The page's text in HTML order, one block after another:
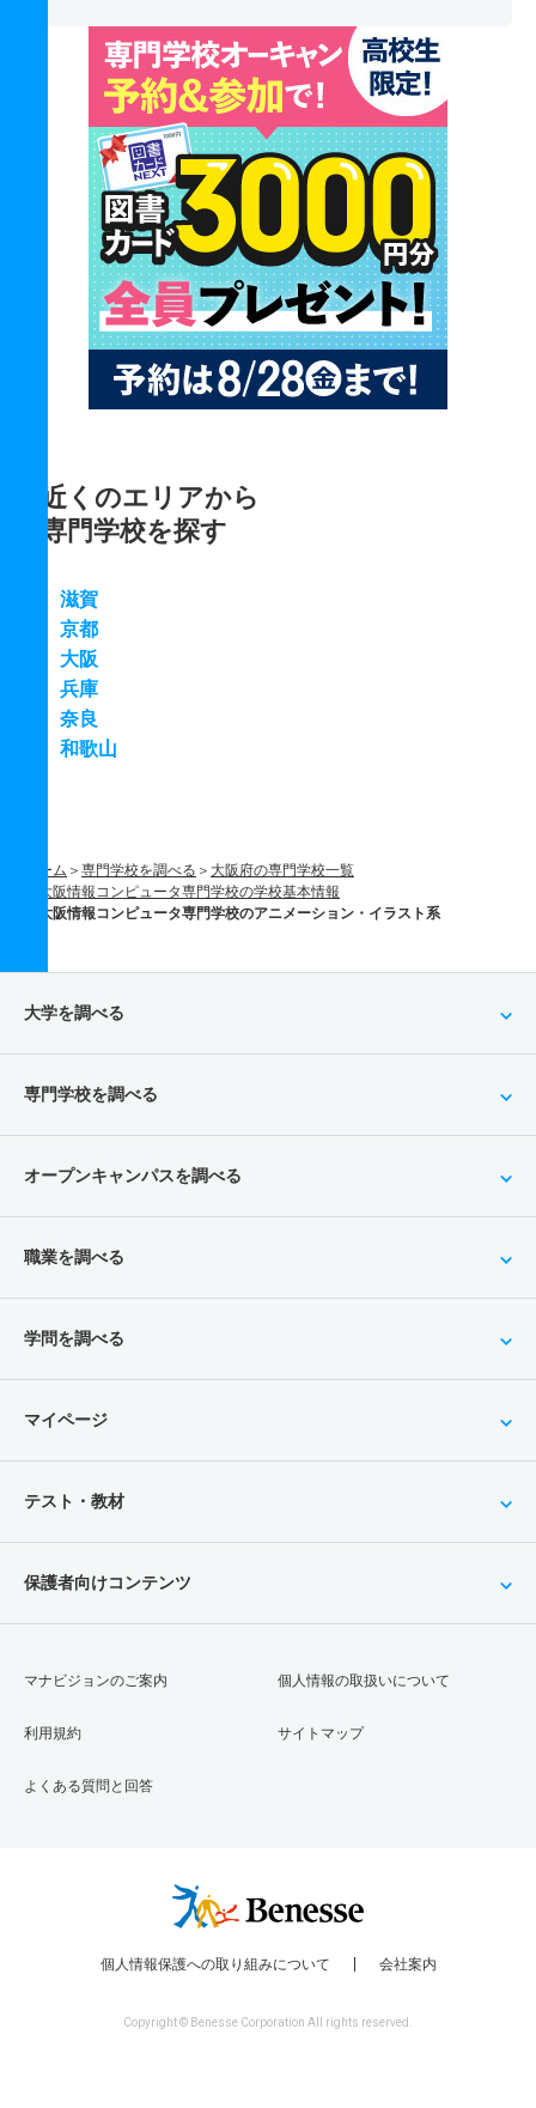
近くのエリアから
専門学校を探す
滋賀
京都
大阪
兵庫
奈良
和歌山
ホーム 専門学校を調べる
大阪府の専門学校一覧
大阪情報コンピュータ専門学校の学校基本情報
大阪情報コンピュータ専門学校のアニメーション・イラスト系
大学を調べる
専門学校を調べる
オープンキャンパスを調べる
職業を調べる
学問を調べる
マイページ
テスト・教材
保護者向けコンテンツ
マナビジョンのご案内
利用規約
よくある質問と回答
個人情報の取扱いについて
サイトマップ
個人情報保護への取り組みについて 会社案内
Copyright © Benesse Corporation All rights reserved.